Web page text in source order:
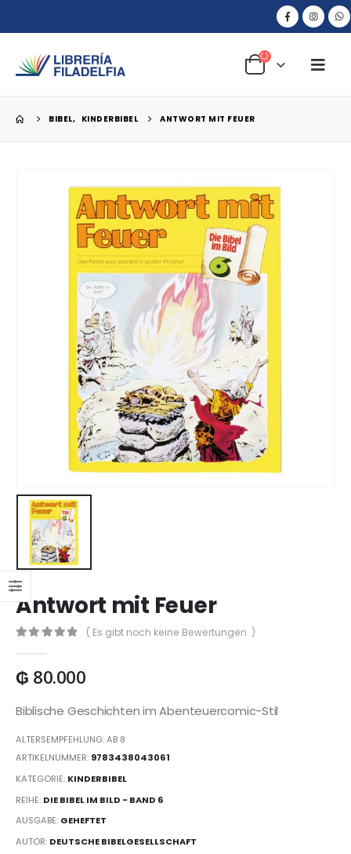
BIBEL, KINDERBIBEL ANTWORT MIT FEUER
Antwort mit Feuer
( Es gibt noch keine Bewertungen. )
₲ 80.000
Biblische Geschichten im Abenteuercomic-Stil
ALTERSEMPFEHLUNG: AB 8
ARTIKELNUMMER: 9783438043061
KATEGORIE: KINDERBIBEL
REIHE: DIE BIBEL IM BILD - BAND 6
AUSGABE: GEHEFTET
AUTOR: DEUTSCHE BIBELGESELLSCHAFT